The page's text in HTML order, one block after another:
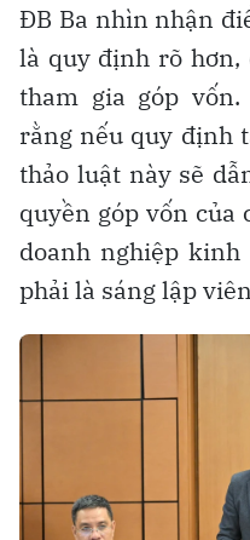
ĐB Ba nhìn nhận
là quy định rõ hơn,
tham gia góp
rằng nếu quy định
thảo luật này sẽ
quyền góp vốn của
doanh nghiệp
phải là sáng lập